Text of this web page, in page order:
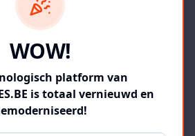
Geverifieerd
WOW!
platform van
is totaal vernieuwd en